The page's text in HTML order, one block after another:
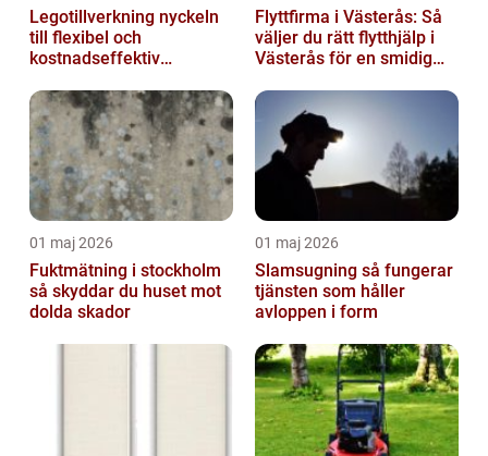
Legotillverkning nyckeln
till flexibel och
kostnadseffektiv
Flyttfirma i Västerås: Så
väljer du rätt flytthjälp i
Västerås för en smidig
01 maj 2026
Fuktmätning i stockholm
så skyddar du huset mot
dolda skador
01 maj 2026
Slamsugning så fungerar
tjänsten som håller
avloppen i form